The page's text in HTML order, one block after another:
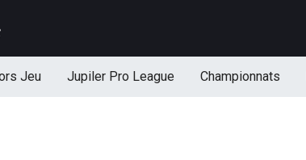
Jeu Jupiler Pro League Championnats